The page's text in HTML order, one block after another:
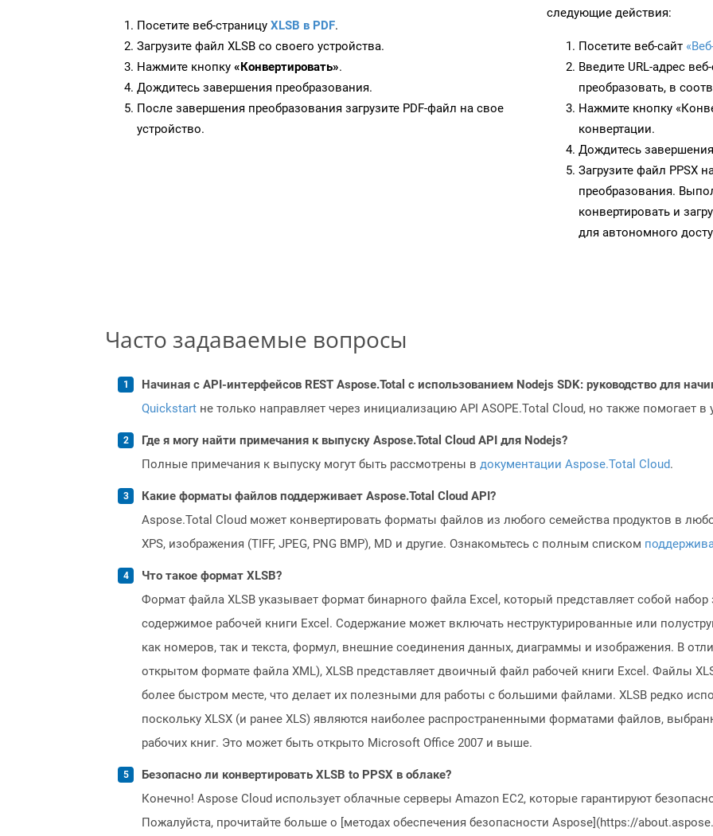
Посетите веб-страницу XLSB в PDF.
Загрузите файл XLSB со своего устройства.
Нажмите кнопку «Конвертировать».
Дождитесь завершения преобразования.
После завершения преобразования загрузите PDF-файл на свое
устройство.
следующие действия:
Посетите веб-сайт
Введите URL-адрес
преобразовать, в
Нажмите кнопку
конвертации.
Дождитесь
Загрузите файл PPSX
преобразования.
конвертировать и
для автономного
Часто задаваемые вопросы
Начиная с API-интерфейсов REST Aspose.Total с использованием Nodejs SDK: руководство для
Quickstart не только направляет через инициализацию API ASOPE.Total Cloud, но также помогает
Где я могу найти примечания к выпуску Aspose.Total Cloud API для Nodejs?
Полные примечания к выпуску могут быть рассмотрены в документации Aspose.Total Cloud.
Какие форматы файлов поддерживает Aspose.Total Cloud API?
Aspose.Total Cloud может конвертировать форматы файлов из любого семейства продуктов в
XPS, изображения (TIFF, JPEG, PNG BMP), MD и другие. Ознакомьтесь с полным списком
Что такое формат XLSB?
Формат файла XLSB указывает формат бинарного файла Excel, который представляет собой набор
содержимое рабочей книги Excel. Содержание может включать неструктурированные или
как номеров, так и текста, формул, внешние соединения данных, диаграммы и изображения. В
открытом формате файла XML), XLSB представляет двоичный файл рабочей книги Excel. Файлы
более быстром месте, что делает их полезными для работы с большими файлами. XLSB редко
поскольку XLSX (и ранее XLS) являются наиболее распространенными форматами файлов,
рабочих книг. Это может быть открыто Microsoft Office 2007 и выше.
Безопасно ли конвертировать XLSB to PPSX в облаке?
Конечно! Aspose Cloud использует облачные серверы Amazon EC2, которые гарантируют
Пожалуйста, прочитайте больше о [методах обеспечения безопасности Aspose](https://